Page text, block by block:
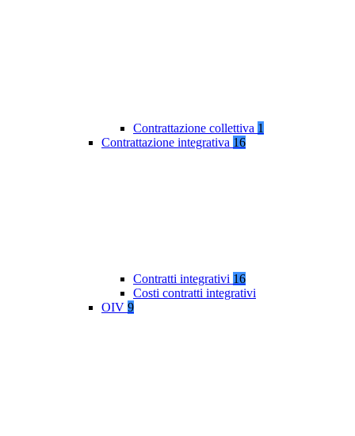
Contrattazione collettiva 1
Contrattazione integrativa 16
Contratti integrativi 16
Costi contratti integrativi
OIV 9